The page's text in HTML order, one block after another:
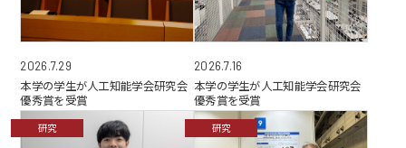
2026.7.29
本学の学生が人工知能学会研究会
優秀賞を受賞
2026.7.16
本学の学生が人工知能学会研究会
優秀賞を受賞
研究 研究